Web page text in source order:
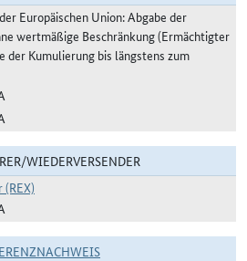
Europäischen Union: Abgabe der
wertmäßige Beschränkung (Ermächtigter
der Kumulierung bis längstens zum
WIEDERVERSENDER